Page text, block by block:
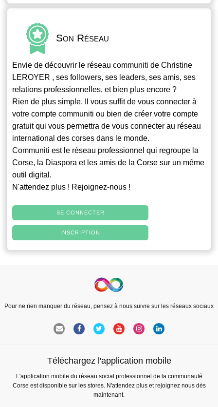
Son Réseau
Envie de découvrir le réseau communiti de Christine
LEROYER , ses followers, ses leaders, ses amis, ses
relations professionnelles, et bien plus encore ?
Rien de plus simple. Il vous suffit de vous connecter à
votre compte communiti ou bien de créer votre compte
gratuit qui vous permettra de vous connecter au réseau
international des corses dans le monde.
Communiti est le réseau professionnel qui regroupe la
Corse, la Diaspora et les amis de la Corse sur un même
outil digital.
N'attendez plus ! Rejoignez-nous !
SE CONNECTER
INSCRIPTION
Pour ne rien manquer du réseau, pensez à nous suivre sur les réseaux sociaux
Téléchargez l'application mobile
L'application mobile du réseau social professionnel de la communauté
Corse est disponible sur les stores. N'attendez plus et rejoignez nous dès
maintenant.